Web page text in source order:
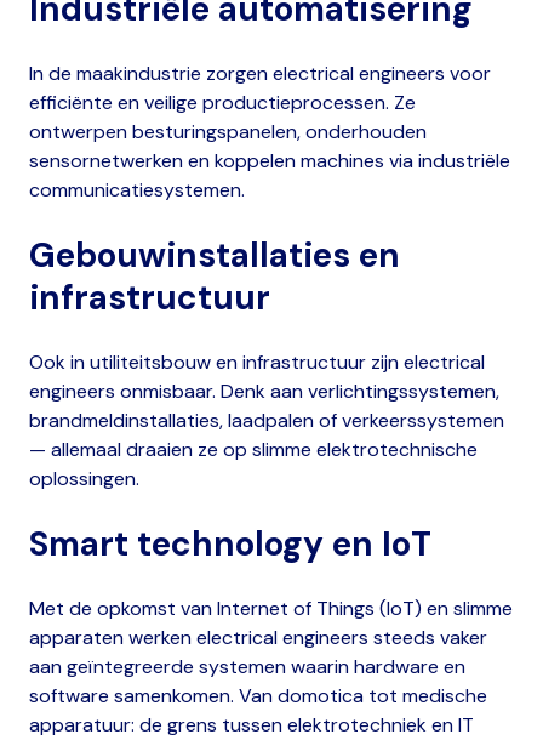
Industriële automatisering
In de maakindustrie zorgen electrical engineers voor
efficiënte en veilige productieprocessen. Ze
ontwerpen besturingspanelen, onderhouden
sensornetwerken en koppelen machines via industriële
communicatiesystemen.
Gebouwinstallaties en
infrastructuur
Ook in utiliteitsbouw en infrastructuur zijn electrical
engineers onmisbaar. Denk aan verlichtingssystemen,
brandmeldinstallaties, laadpalen of verkeerssystemen
— allemaal draaien ze op slimme elektrotechnische
oplossingen.
Smart technology en IoT
Met de opkomst van Internet of Things (IoT) en slimme
apparaten werken electrical engineers steeds vaker
aan geïntegreerde systemen waarin hardware en
software samenkomen. Van domotica tot medische
apparatuur: de grens tussen elektrotechniek en IT